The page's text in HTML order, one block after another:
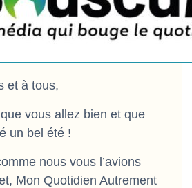
et à tous,
vous allez bien et que
un bel été !
nous vous l’avions
Mon Quotidien Autrement